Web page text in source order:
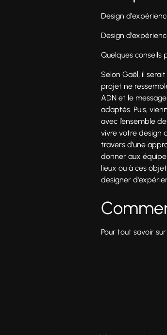
Design
Design
Quelques conseils
Selon Gaël, il
projet ne
ADN et le
adaptés. Puis,
avec l’ensemble
vivre votre design
travers d’une
donner aux
lieux ou à ces
designer
Pour tout savoir